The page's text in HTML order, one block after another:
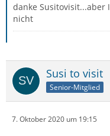
danke Susitovisit...aber
nicht
Susi to visit
Senior-Mitglied
7. Oktober 2020 um 19:15